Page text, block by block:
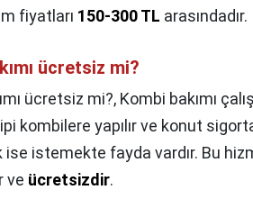
fiyatları 150-300 TL arasındadır.
ücretsiz mi?
ücretsiz mi?, Kombi bakımı
kombilere yapılır ve konut
ise istemekte fayda vardır. Bu
ve ücretsizdir.